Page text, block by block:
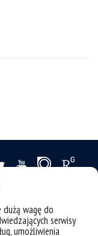
wagę do
serwisy
umożliwienia